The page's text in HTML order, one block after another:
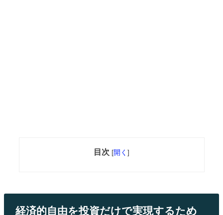
目次 [開く ]
経済的自由を投資だけで実現するため